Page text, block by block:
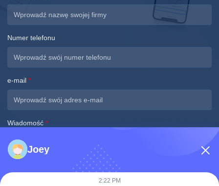
Numer telefonu
e-mail *
Wiadomość *
Joey
2:22 PM